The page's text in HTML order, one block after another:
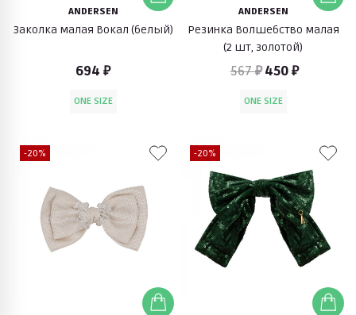
ANDERSEN
Заколка малая Вокал (белый)
694 ₽
ONE SIZE
ANDERSEN
Резинка Волшебство малая
(2 шт, золотой)
567 ₽ 450 ₽
ONE SIZE
-20% -20%